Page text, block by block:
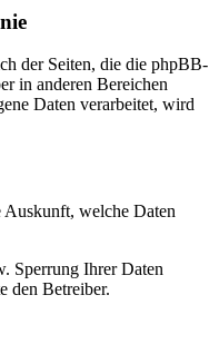
der Seiten, die die phpBB-
in anderen Bereichen
Daten verarbeitet, wird
welche Daten
Sperrung Ihrer Daten
den Betreiber.